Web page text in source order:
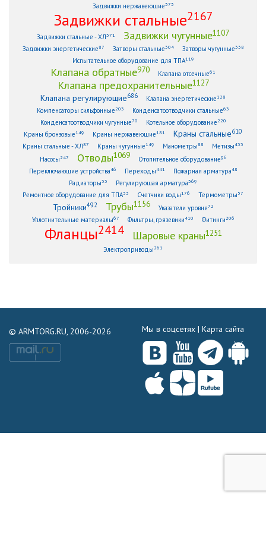
Задвижки нержавеющие373
Задвижки стальные2167
Задвижки стальные - ХЛ371 Задвижки чугунные1107
Задвижки энергетические87 Затворы стальные304 Затворы чугунные338
Испытательное оборудование для ТПА119
Клапана обратные970 Клапана отсечные61
Клапана предохранительные1127
Клапана регулирующие686 Клапана энергетические128
Компенсаторы сильфонные203 Конденсатоотводчики стальные63
Конденсатоотводчики чугунные70 Котельное оборудование220
Краны бронзовые149 Краны нержавеющие181 Краны стальные610
Краны стальные - ХЛ87 Краны чугунные149 Манометры88 Метизы433
Насосы247 Отводы1069 Отопительное оборудование96
Переключающие устройства46 Переходы441 Пожарная арматура48
Радиаторы33 Регулирующая арматура369
Ремонтное оборудование для ТПА53 Счетчики воды176 Термометры 57
Тройники492 Трубы1156 Указатели уровня72
Уплотнительные материалы67 Фильтры, грязевики410 Фитинги206
Фланцы2414 Шаровые краны1251
Электроприводы261
© ARMTORG.RU, 2006-2026 Мы в соцсетях | Карта сайта